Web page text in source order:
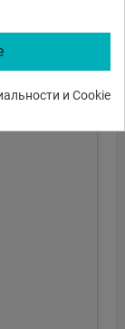
и Cookie